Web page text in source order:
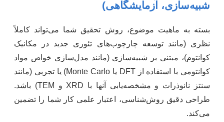
شبیه‌سازی، آزمایشگاهی)
بسته به ماهیت موضوع، روش تحقیق شما می‌تواند کاملاً
نظری (مانند توسعه چارچوب‌های تئوری جدید در مکانیک
کوانتوم)، مبتنی بر شبیه‌سازی (مانند مدل‌سازی خواص مواد
کوانتومی با استفاده از DFT یا Monte Carlo) یا تجربی (مانند
سنتز نانوذرات و مشخصه‌یابی آنها با XRD و TEM) باشد.
طراحی دقیق روش‌شناسی، اعتبار علمی کار شما را تضمین
می‌کند.